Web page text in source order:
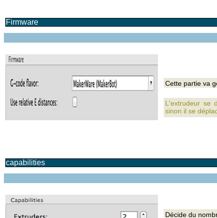
Firmware
L'extrudeur se
sinon il se
Cette partie va
capabilities
Décide du